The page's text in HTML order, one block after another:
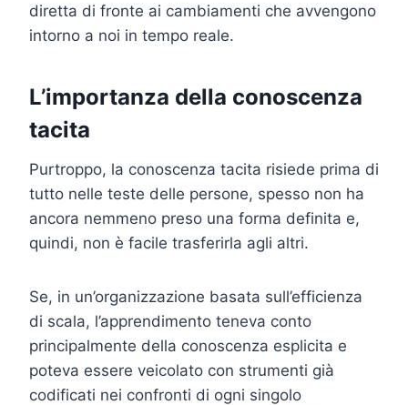
diretta di fronte ai cambiamenti che avvengono
intorno a noi in tempo reale.
L’importanza della conoscenza
tacita
Purtroppo, la conoscenza tacita risiede prima di
tutto nelle teste delle persone, spesso non ha
ancora nemmeno preso una forma definita e,
quindi, non è facile trasferirla agli altri.
Se, in un’organizzazione basata sull’efficienza
di scala, l’apprendimento teneva conto
principalmente della conoscenza esplicita e
poteva essere veicolato con strumenti già
codificati nei confronti di ogni singolo